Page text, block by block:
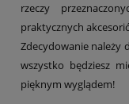
rzeczy
praktycznych
Zdecydowanie należy
wszystko będziesz
pięknym wyglądem!